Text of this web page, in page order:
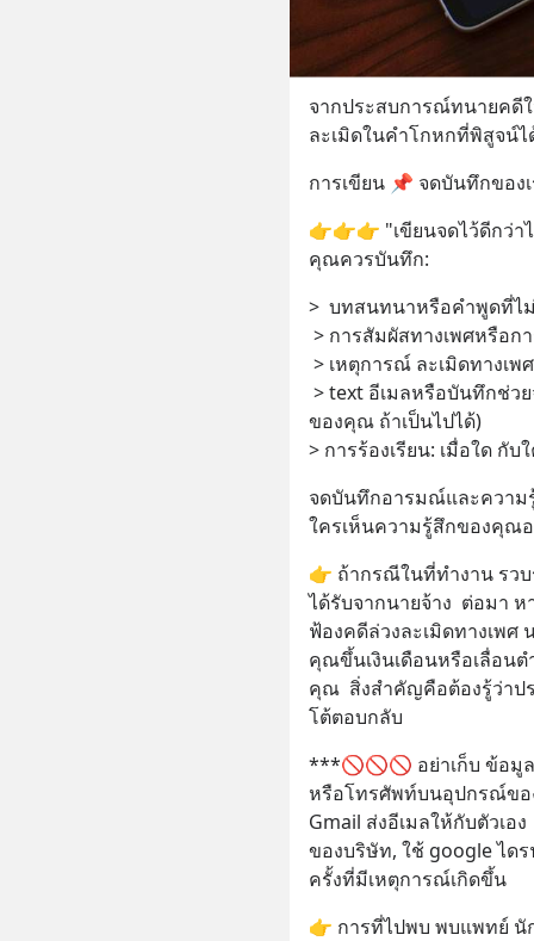
จากประสบการณ์ทนายคดีใ
ละเมิดในคำโกหกที่พิสูจน์ไ
การเขียน 📌 จดบันทึกของเ
👉👉👉 "เขียนจดไว้ดีกว่า
คุณควรบันทึก:
>  บทสนทนาหรือคำพูดที่ไ
> การสัมผัสทางเพศหรือก
> เหตุการณ์ ละเมิดทางเพ
ของคุณ ถ้าเป็นไปได้)
> การร้องเรียน: เมื่อใด กั
จดบันทึกอารมณ์และความ
ใครเห็นความรู้สึกของคุณ
👉 ถ้ากรณีในที่ทำงาน รว
ได้รับจากนายจ้าง  ต่อมา
ฟ้องคดีล่วงละเมิดทางเพศ
คุณขึ้นเงินเดือนหรือเลื่อน
คุณ  สิ่งสำคัญคือต้องรู้ว่าป
โต้ตอบกลับ
***🚫🚫🚫 อย่าเก็บ ข้อมูล
หรือโทรศัพท์บนอุปกรณ์ขอ
Gmail ส่งอีเมลให้กับตัวเอ
ของบริษัท, ใช้ google ได
ครั้งที่มีเหตุการณ์เกิดขึ้น
👉 การที่ไปพบ พบแพทย์ นั